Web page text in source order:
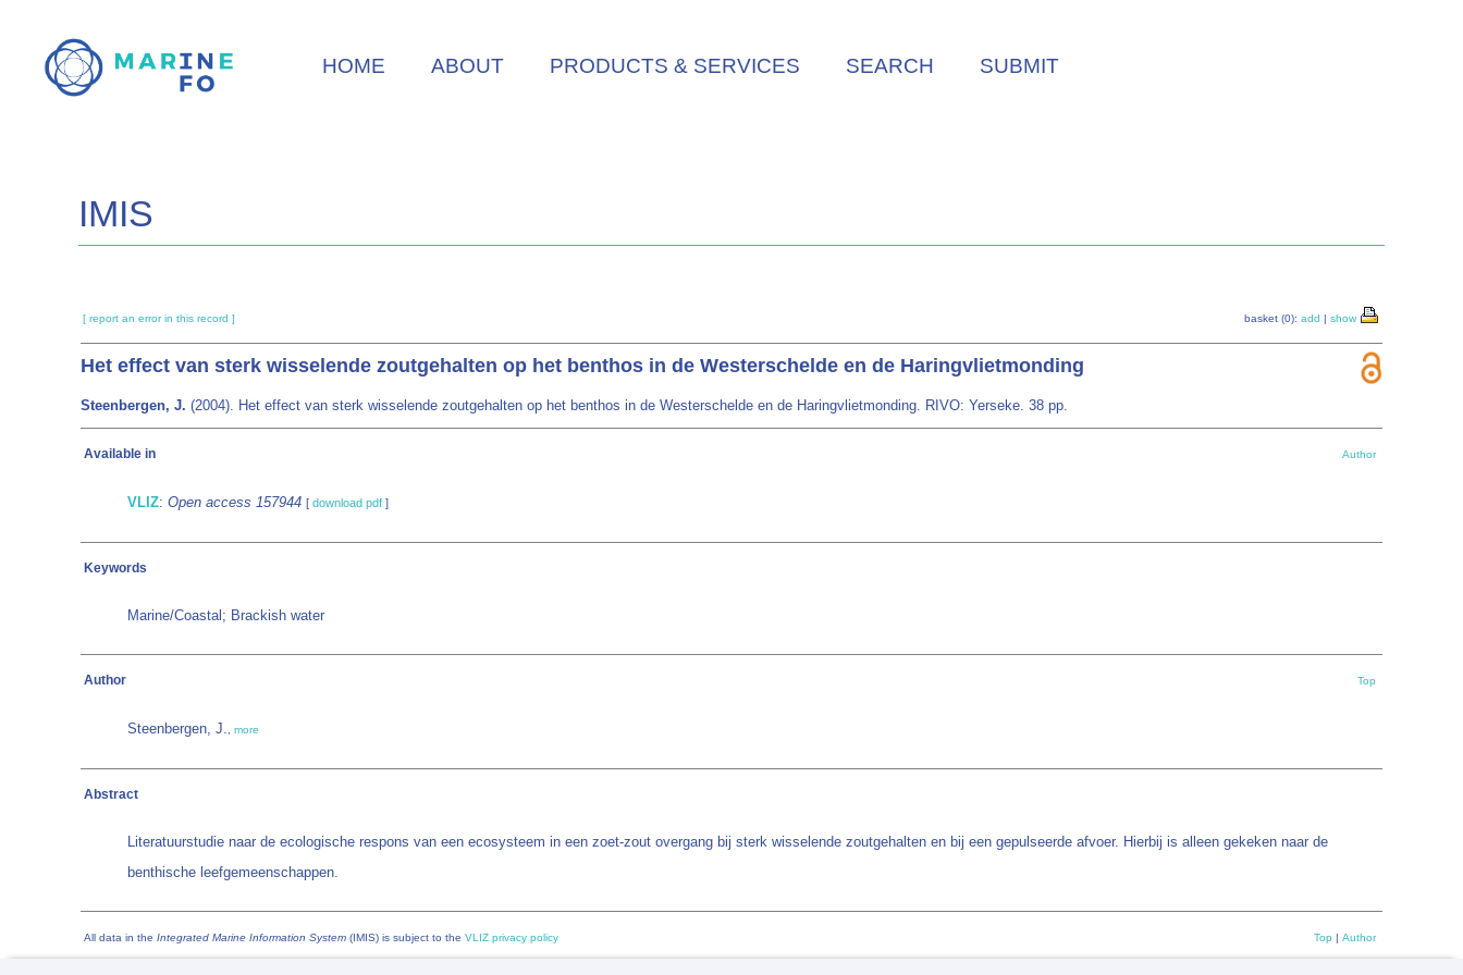
main
HOME ABOUT PRODUCTS & SERVICES SEARCH SUBMIT
IMIS
[ report an error in this record ] basket (0): add | show
Het effect van sterk wisselende zoutgehalten op het benthos in de Westerschelde en de Haringvlietmonding
Steenbergen, J. (2004). Het effect van sterk wisselende zoutgehalten op het benthos in de Westerschelde en de Haringvlietmonding. RIVO: Yerseke. 38 pp.
Available in Author
VLIZ: Open access 157944 [ download pdf ]
Keywords
Marine/Coastal; Brackish water
Author Top
Steenbergen, J. more
Abstract
Literatuurstudie naar de ecologische respons van een ecosysteem in een zoet-zout overgang bij sterk wisselende zoutgehalten en bij een gepulseerde afvoer. Hierbij is alleen gekeken naar de
benthische leefgemeenschappen.
All data in the Integrated Marine Information System (IMIS) is subject to the VLIZ privacy policy Top | Author